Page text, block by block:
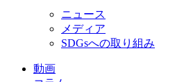
ニュース
メディア
SDGsへの取り組み
動画